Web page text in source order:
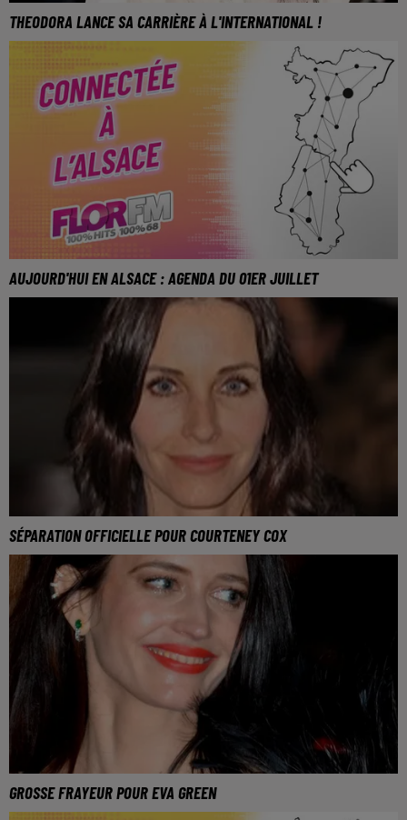
THEODORA LANCE SA CARRIÈRE À L'INTERNATIONAL !
AUJOURD'HUI EN ALSACE : AGENDA DU 01ER JUILLET
SÉPARATION OFFICIELLE POUR COURTENEY COX
GROSSE FRAYEUR POUR EVA GREEN